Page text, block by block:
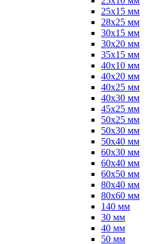
25х15 мм
28х25 мм
30х15 мм
30х20 мм
35х15 мм
40х10 мм
40х20 мм
40х25 мм
40х30 мм
45х25 мм
50х25 мм
50х30 мм
50х40 мм
60х30 мм
60х40 мм
60х50 мм
80х40 мм
80х60 мм
140 мм
30 мм
40 мм
50 мм